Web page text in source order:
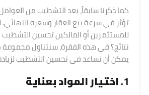
كما ذكرنا سابقاً، يعد التشطيب من
تؤثر في سرعة بيع العقار وسعره
للمستثمرين أو المالكين تحسين
نتائج؟ في هذه الفقرة، سنتناول مجموعة
يمكن أن تساعد في تحسين التشطيب
1. اختيار المواد بعناية